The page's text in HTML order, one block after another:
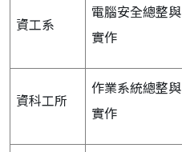
資工系
電腦安全總整與
實作
資科工所
作業系統總整與
實作